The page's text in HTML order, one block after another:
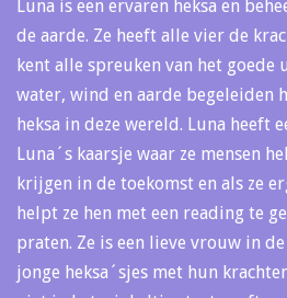
Luna is een ervaren heksa en
de aarde. Ze heeft alle vier de
kent alle spreuken van het goede
water, wind en aarde begeleiden
heksa in deze wereld. Luna heeft
Luna´s kaarsje waar ze mensen
krijgen in de toekomst en als ze
helpt ze hen met een reading te
praten. Ze is een lieve vrouw in
jonge heksa´sjes met hun